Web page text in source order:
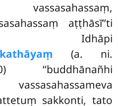
vassasahassaṃ,
aṭṭhāsī’’ti
Idhāpi
(a. ni.
‘‘buddhānañhi
sakkonti, tato